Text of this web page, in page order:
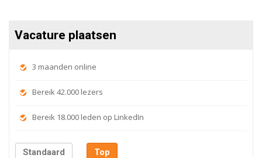
Vacature plaatsen
3 maanden online
Bereik 42.000 lezers
Bereik 18.000 leden op LinkedIn
Standaard Top